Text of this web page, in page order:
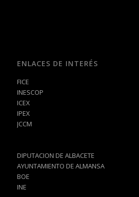
ENLACES DE INTERÉS
FICE
INESCOP
ICEX
IPEX
JCCM
DIPUTACION DE ALBACETE
AYUNTAMIENTO DE ALMANSA
BOE
INE